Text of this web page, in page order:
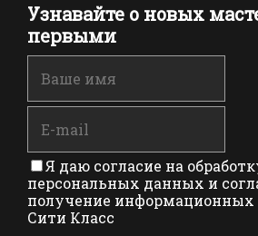
Узнавайте о новых
первыми
Я даю согласие на
персональных данных и
получение информационных
Сити Класс